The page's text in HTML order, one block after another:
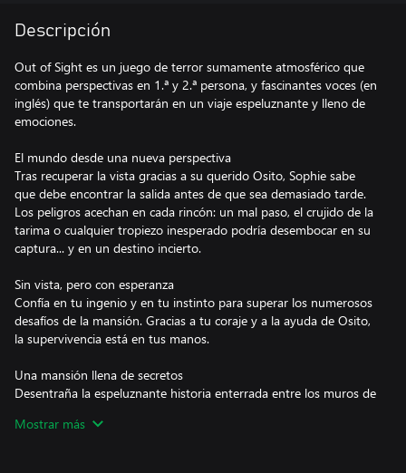
Descripción
Out of Sight es un juego de terror sumamente atmosférico que
combina perspectivas en 1.ª y 2.ª persona, y fascinantes voces (en
inglés) que te transportarán en un viaje espeluznante y lleno de
emociones.
El mundo desde una nueva perspectiva
Tras recuperar la vista gracias a su querido Osito, Sophie sabe
que debe encontrar la salida antes de que sea demasiado tarde.
Los peligros acechan en cada rincón: un mal paso, el crujido de la
tarima o cualquier tropiezo inesperado podría desembocar en su
captura... y en un destino incierto.
Sin vista, pero con esperanza
Confía en tu ingenio y en tu instinto para superar los numerosos
desafíos de la mansión. Gracias a tu coraje y a la ayuda de Osito,
la supervivencia está en tus manos.
Una mansión llena de secretos
Desentraña la espeluznante historia enterrada entre los muros de
que la convirtieron en un lugar de pesadilla.
Mostrar más